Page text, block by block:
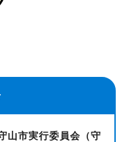
山市実行委員会（守